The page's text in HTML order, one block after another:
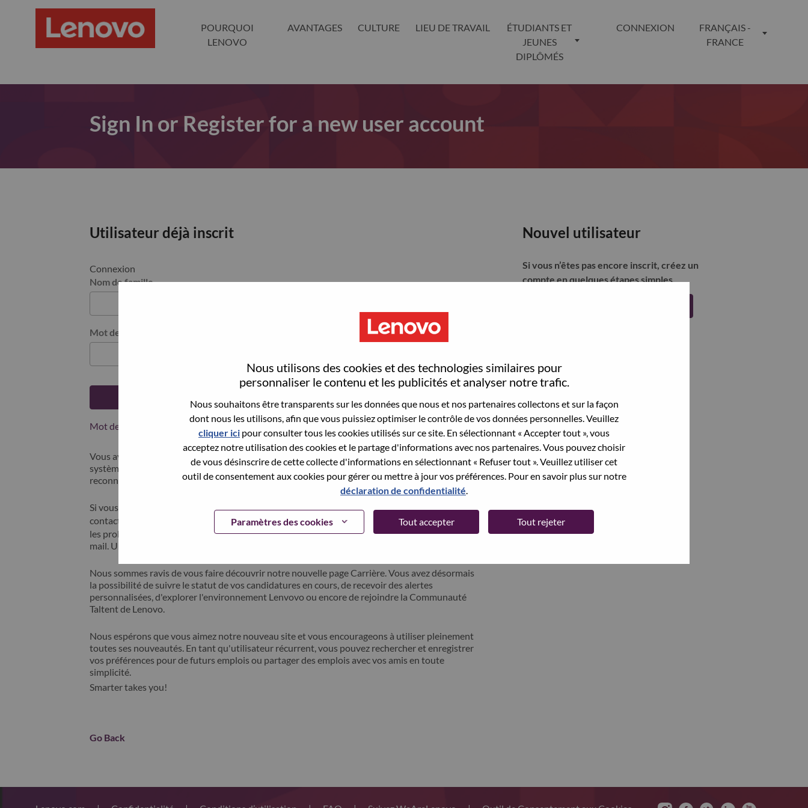
Nous utilisons des cookies et des technologies similaires pour
personnaliser le contenu et les publicités et analyser notre trafic.
Nous souhaitons être transparents sur les données que nous et nos partenaires collectons et sur la façon
dont nous les utilisons, afin que vous puissiez optimiser le contrôle de vos données personnelles. Veuillez
cliquer ici pour consulter tous les cookies utilisés sur ce site. En sélectionnant « Accepter tout », vous
acceptez notre utilisation des cookies et le partage d'informations avec nos partenaires. Vous pouvez choisir
de vous désinscrire de cette collecte d'informations en sélectionnant « Refuser tout ». Veuillez utiliser cet
outil de consentement aux cookies pour gérer ou mettre à jour vos préférences. Pour en savoir plus sur notre
déclaration de confidentialité.
Paramètres des cookies Tout accepter Tout rejeter
POURQUOI
LENOVO
AVANTAGES CULTURE LIEU DE TRAVAIL
ÉTUDIANTS ET
JEUNES
DIPLÔMÉS
CONNEXION
FRANÇAIS -
FRANCE
Sign In or Register for a new user account
Utilisateur déjà inscrit
Connexion
Nom de famille
Mot de passe
Mot de passe oublié ?
Vous avez postulé récemment ? Nous avons sauvegardé votre adresse email dans nos
systèmes; sélectionner "mot de passe oublié" pour réinitialiser votre compte et vous
reconnecter.
Si vous rencontrez des difficultés pour vous connecter ou pour vous inscrire, merci de
contacter nos équipes RH à l'adresse suivante:hrsupport@lenovo.com
et de décrire en anglais
les problèmes que vous rencontrez. Merci d'inclure "applicant Login Issue" dans l'objet du
mail. Un membre de notre équipe prendra contact avec vous pour résoudre votre problème.
Nous sommes ravis de vous faire découvrir notre nouvelle page Carrière. Vous avez désormais
la possibilité de suivre le statut de vos candidatures en cours, de recevoir des alertes
personnalisées, d'explorer l'environnement Lenvovo ou encore de rejoindre la Communauté
Taltent de Lenovo.
Nous espérons que vous aimez notre nouveau site et vous encourageons à utiliser pleinement
toutes ses nouveautés. En tant qu'utilisateur récurrent, vous pouvez rechercher et enregistrer
vos préférences pour de futurs emplois ou partager des emplois avec vos amis en toute
simplicité.
Smarter takes you!
Nouvel utilisateur
Si vous n’êtes pas encore inscrit, créez un
compte en quelques étapes simples.
Go Back